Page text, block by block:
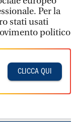
Per la
stati usati
politico
CLICCA QUI